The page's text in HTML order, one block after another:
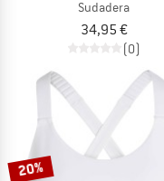
Sudadera
34,95 €
(0)
20%